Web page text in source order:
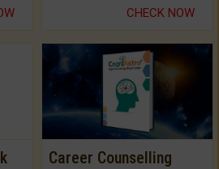
CHECK NOW
Career Counselling